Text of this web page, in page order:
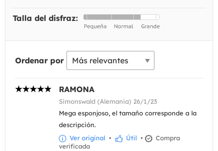
Talla del disfraz:
Ordenar por
RAMONA
Simonswald (Alemania) 26/1/23
Mega esponjoso, el tamaño corresponde a la
descripción.
Ver original • Útil •
Compra
verificada